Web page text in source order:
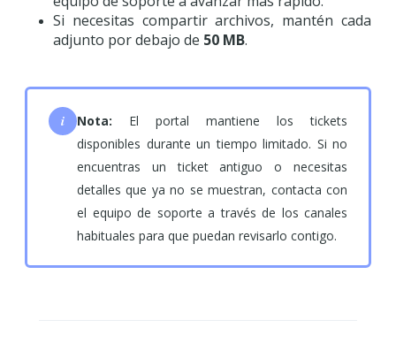
Si necesitas compartir archivos, mantén cada
adjunto por debajo de 50 MB.
i Nota: El portal mantiene los tickets
disponibles durante un tiempo limitado. Si no
encuentras un ticket antiguo o necesitas
detalles que ya no se muestran, contacta con
el equipo de soporte a través de los canales
habituales para que puedan revisarlo contigo.